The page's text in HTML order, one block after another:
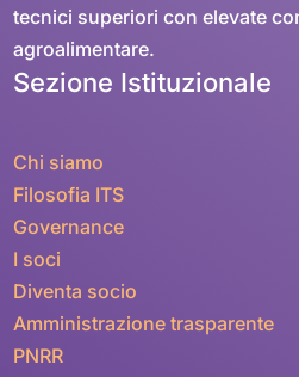
tecnici superiori con elevate
agroalimentare.
Sezione Istituzionale
Chi siamo
Filosofia ITS
Governance
I soci
Diventa socio
Amministrazione trasparente
PNRR